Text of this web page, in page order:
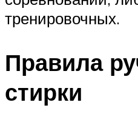
тренировочных.
Правила
стирки